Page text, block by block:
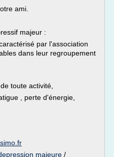
ami.
majeur :
par l'association
dans leur regroupement
toute activité,
, perte d'énergie,
majeure /